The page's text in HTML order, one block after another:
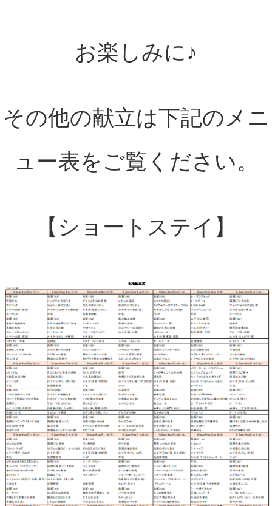
お楽しみに♪
その他の献立は下記のメニ
ュー表をご覧ください。
【ショートステイ】